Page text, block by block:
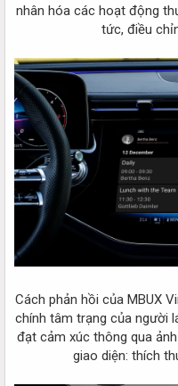
nhân hóa các hoạt động
tức, điều
Cách phản hồi của MBUX
chính tâm trạng của người
đạt cảm xúc thông qua
giao diện: thích